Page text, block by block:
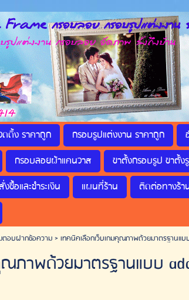
กรอบลอย กรอบรูปแต่งงาน
ปแต่งงาน กรอบลอย อัดภาพ ส่งถึงบ้าน
ดิ้ง ราคาถูก กรอบรูปแต่งงาน ราคาถูก
กรอบลอยผ้าแคนวาส
ขาตั้งกรอบรูป ขาตั้ง
ซื้อและชำระเงิน แผนที่ร้าน
ติดต่อทางร้า
ตอบฝากข้อความ> เทคนิคเลือกเว็บเกมคุณภาพด้วยมาตรฐานแบ
ณภาพด้วยมาตรฐานแบบ